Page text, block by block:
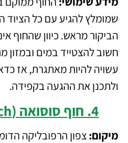
שמומלץ להגיע עם כל הציוד
הביקור מראש. כיוון שהחוף
חשוב להצטייד במים ובמזון
עשויה להיות מאתגרת, אז
ולתכנן את ההגעה בקפידה.
4. חוף סוסואה (Sosúa Beach)
מיקום: צפון הרפובליקה